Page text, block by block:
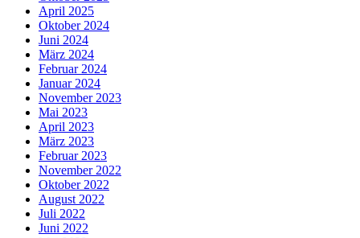
April 2025
Oktober 2024
Juni 2024
März 2024
Februar 2024
Januar 2024
November 2023
Mai 2023
April 2023
März 2023
Februar 2023
November 2022
Oktober 2022
August 2022
Juli 2022
Juni 2022